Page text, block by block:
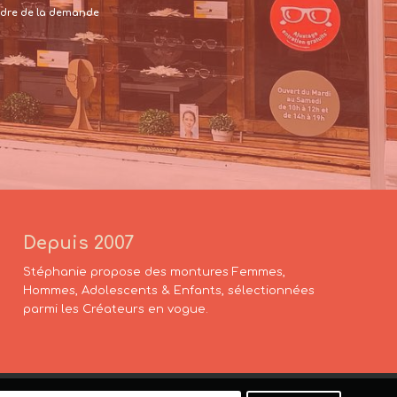
de la demande
Depuis 2007
Stéphanie propose des montures Femmes,
Hommes, Adolescents & Enfants, sélectionnées
parmi les Créateurs en vogue.